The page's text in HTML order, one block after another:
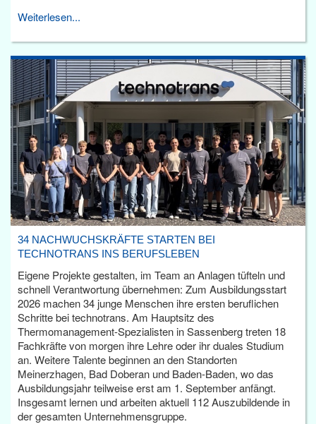
Weiterlesen...
34 NACHWUCHSKRÄFTE STARTEN BEI
TECHNOTRANS INS BERUFSLEBEN
Eigene Projekte gestalten, im Team an Anlagen tüfteln und
schnell Verantwortung übernehmen: Zum Ausbildungsstart
2026 machen 34 junge Menschen ihre ersten beruflichen
Schritte bei technotrans. Am Hauptsitz des
Thermomanagement-Spezialisten in Sassenberg treten 18
Fachkräfte von morgen ihre Lehre oder ihr duales Studium
an. Weitere Talente beginnen an den Standorten
Meinerzhagen, Bad Doberan und Baden-Baden, wo das
Ausbildungsjahr teilweise erst am 1. September anfängt.
Insgesamt lernen und arbeiten aktuell 112 Auszubildende in
der gesamten Unternehmensgruppe.